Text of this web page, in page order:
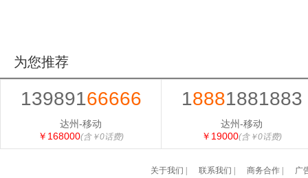
为您推荐
13989166666
达州-移动
￥168000(含￥0话费)
18881881883
达州-移动
￥19000(含￥0话费)
关于我们 联系我们 商务合作| 广